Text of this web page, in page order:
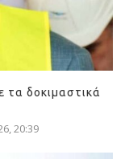
τα δοκιμαστικά
20:39